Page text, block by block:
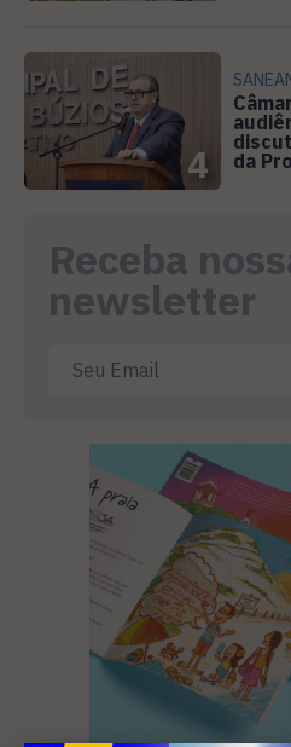
4
da
Receba
newsletter